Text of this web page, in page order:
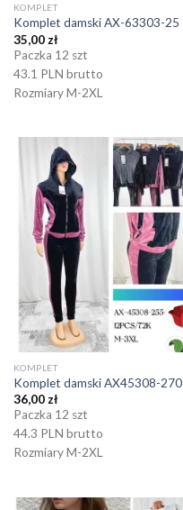
KOMPLET
Komplet damski AX-63303-25
35,00 zł
Paczka 12 szt
43.1 PLN brutto
Rozmiary M-2XL
KOMPLET
Komplet damski AX45308-270
36,00zł
Paczka 12 szt
44.3 PLN brutto
Rozmiary M-2XL